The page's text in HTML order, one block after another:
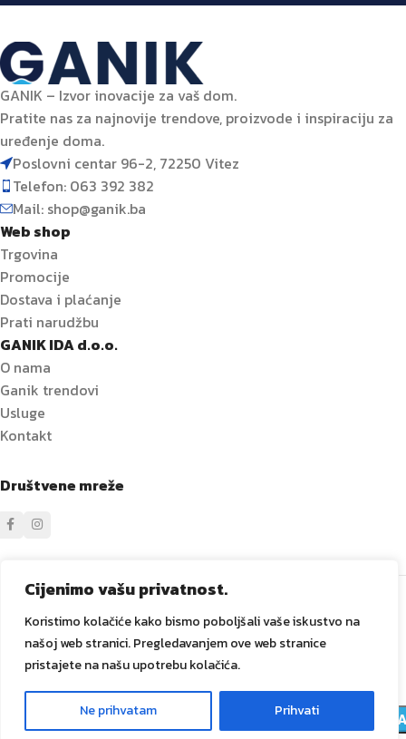
Cijenimo vašu privatnost.
Koristimo kolačiće kako bismo poboljšali vaše iskustvo na
našoj web stranici. Pregledavanjem ove web stranice
pristajete na našu upotrebu kolačića.
Ne prihvatam Prihvati
GANIK – Izvor inovacije za vaš dom.
Pratite nas za najnovije trendove, proizvode i inspiraciju za
uređenje doma.
Poslovni centar 96-2, 72250 Vitez
Telefon: 063 392 382
Mail: shop@ganik.ba
Web shop
Trgovina
Promocije
Dostava i plaćanje
Prati narudžbu
GANIK IDA d.o.o.
O nama
Ganik trendovi
Usluge
Kontakt
Društvene mreže
Sve prava zadržanaGANIKIDA D.O.O. Vitez
PVC
čep1,30KM
15
ARTIKLA
NA